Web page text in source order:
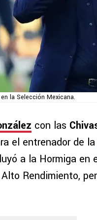
la Selección Mexicana.
con las
el entrenador de la
a la Hormiga en
Rendimiento,